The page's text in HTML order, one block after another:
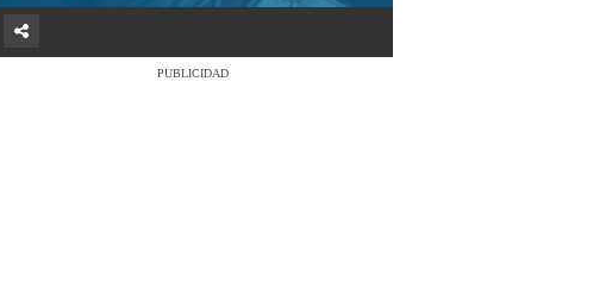
PUBLICIDAD